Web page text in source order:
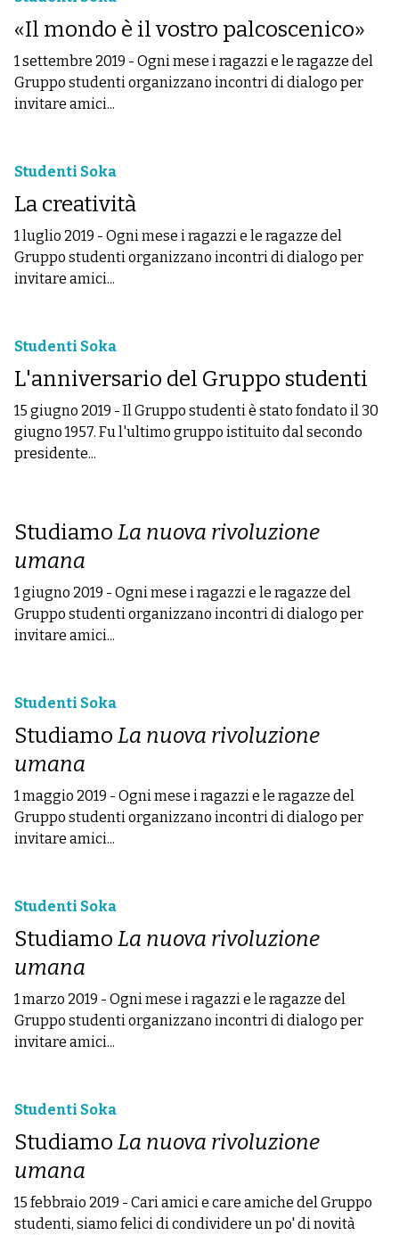
«Il mondo è il vostro palcoscenico»
1 settembre 2019 - Ogni mese i ragazzi e le ragazze del
Gruppo studenti organizzano incontri di dialogo per
invitare amici...
Studenti Soka
La creatività
1 luglio 2019 - Ogni mese i ragazzi e le ragazze del
Gruppo studenti organizzano incontri di dialogo per
invitare amici...
Studenti Soka
L'anniversario del Gruppo studenti
15 giugno 2019 - Il Gruppo studenti è stato fondato il 30
giugno 1957. Fu l'ultimo gruppo istituito dal secondo
presidente...
Studiamo La nuova rivoluzione
umana
1 giugno 2019 - Ogni mese i ragazzi e le ragazze del
Gruppo studenti organizzano incontri di dialogo per
invitare amici...
Studenti Soka
Studiamo La nuova rivoluzione
umana
1 maggio 2019 - Ogni mese i ragazzi e le ragazze del
Gruppo studenti organizzano incontri di dialogo per
invitare amici...
Studenti Soka
Studiamo La nuova rivoluzione
umana
1 marzo 2019 - Ogni mese i ragazzi e le ragazze del
Gruppo studenti organizzano incontri di dialogo per
invitare amici...
Studenti Soka
Studiamo La nuova rivoluzione
umana
15 febbraio 2019 - Cari amici e care amiche del Gruppo
studenti, siamo felici di condividere un po' di novità